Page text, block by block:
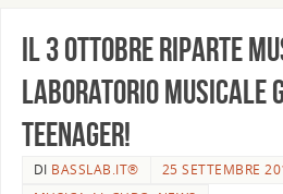
Il 3 ottobre riparte
laboratorio musicale
teenager!
DI BASSLAB.IT®
25 SETTEMBRE